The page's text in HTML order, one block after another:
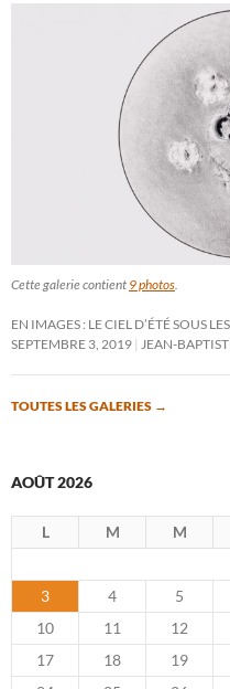
Cette galerie contient 9 photos.
EN IMAGES : LE CIEL D’ÉTÉ SOUS
SEPTEMBRE 3, 2019 JEAN-
TOUTES LES GALERIES →
AOÛT 2026
L M M
3
4 5
10
11 12
17
18 19